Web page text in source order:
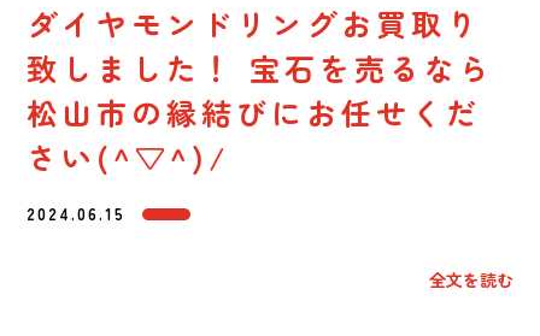
ダイヤモンドリングお買取り
致しました！ 宝石を売るなら
松山市の縁結びにお任せくだ
さい(^▽^)/
2024.06.15
全文を読む